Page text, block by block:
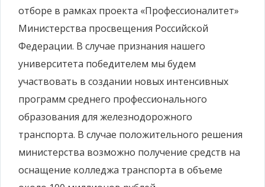
отборе в рамках проекта «Профессионалитет»
Министерства просвещения Российской
Федерации. В случае признания нашего
университета победителем мы будем
участвовать в создании новых интенсивных
программ среднего профессионального
образования для железнодорожного
транспорта. В случае положительного решения
министерства возможно получение средств на
оснащение колледжа транспорта в объеме